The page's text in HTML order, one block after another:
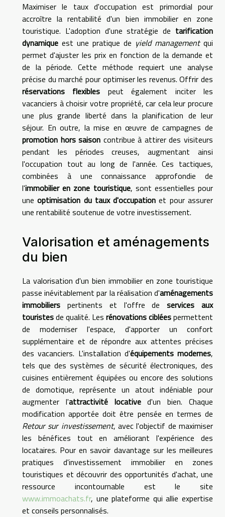
Maximiser le taux d'occupation est primordial pour
accroître la rentabilité d'un bien immobilier en zone
touristique. L'adoption d'une stratégie de tarification
dynamique est une pratique de yield managementqui
permet d'ajuster les prix en fonction de la demande et
de la période. Cette méthode requiert une analyse
précise du marché pour optimiser les revenus. Offrir des
réservations flexibles peut également inciter les
vacanciers à choisir votre propriété, car cela leur procure
une plus grande liberté dans la planification de leur
séjour. En outre, la mise en œuvre de campagnes de
promotion hors saison contribue à attirer des visiteurs
pendant les périodes creuses, augmentant ainsi
l'occupation tout au long de l'année. Ces tactiques,
combinées à une connaissance approfondie de
l'immobilier en zone touristique, sont essentielles pour
uneoptimisation du taux d'occupation et pour assurer
une rentabilité soutenue de votre investissement.
Valorisation et aménagements
du bien
La valorisation d'un bien immobilier en zone touristique
passe inévitablement par la réalisation d'aménagements
immobiliers pertinents et l'offre deservices aux
touristesde qualité. Les rénovations cibléespermettent
de moderniser l'espace, d'apporter un confort
supplémentaire et de répondre aux attentes précises
des vacanciers. L'installation d'équipements modernes,
tels que des systèmes de sécurité électroniques, des
cuisines entièrement équipées ou encore des solutions
de domotique, représente un atout indéniable pour
augmenter l'attractivité locatived'un bien. Chaque
modification apportée doit être pensée en termes de
Retour sur investissement, avec l'objectif de maximiser
les bénéfices tout en améliorant l'expérience des
locataires. Pour en savoir davantage sur les meilleures
pratiques d'investissement immobilier en zones
touristiques et découvrir des opportunités d'achat, une
ressource incontournable est le site
www.immoachats.fr, une plateforme qui allie expertise
et conseils personnalisés.